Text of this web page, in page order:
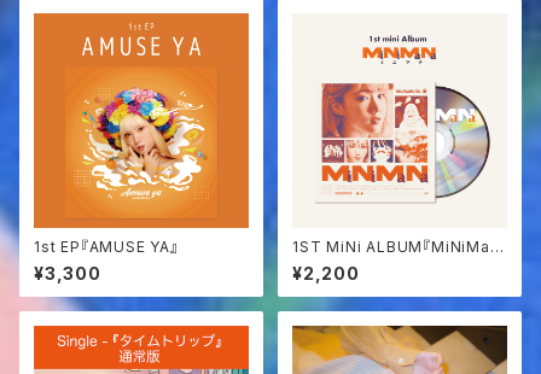
1st EP『AMUSE YA』
¥3,300
1ST MiNi ALBUM『MiNiMaN
a』
¥2,200